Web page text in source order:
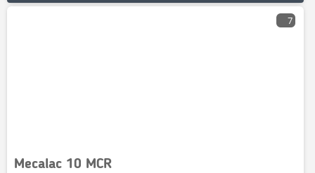
7
Mecalac 10 MCR